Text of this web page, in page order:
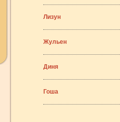
Лизун
Жульен
Диня
Гоша